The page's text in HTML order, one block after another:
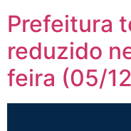
Prefeitura
reduzido
feira (05/